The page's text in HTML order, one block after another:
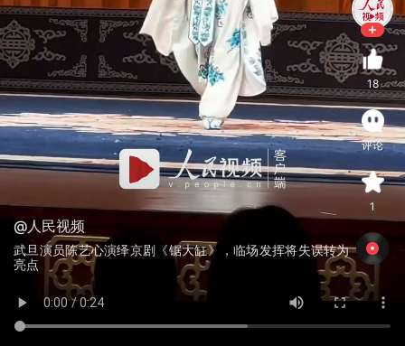
18
评论
1
@人民视频
武旦演员陈艺心演绎京剧《锯大缸》，临场发挥将失误转为
亮点